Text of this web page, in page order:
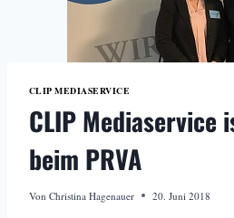
CLIP MEDIASERVICE
CLIP Mediaservice
beim PRVA
Von Christina Hagenauer 20. Juni 2018